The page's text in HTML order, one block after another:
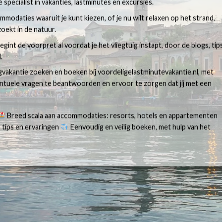
in vakanties, lastminutes en excursies.
waaruit je kunt kiezen, of je nu wilt relaxen op het strand,
in de natuur.
de voorpret al voordat je het vliegtuig instapt, door de blogs,
zoeken en boeken bij voordeligelastminutevakantie.nl, met
vragen te beantwoorden en ervoor te zorgen dat jij met een
Breed scala aan accommodaties: resorts, hotels en appartementen
en ervaringen
Eenvoudig en veilig boeken, met hulp van het